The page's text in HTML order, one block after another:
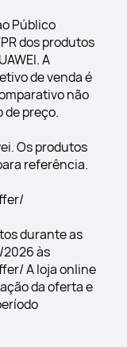
Público
dos produtos
A
de venda é
não
preço.
Os produtos
referência.
durante as
às
A loja online
da oferta e